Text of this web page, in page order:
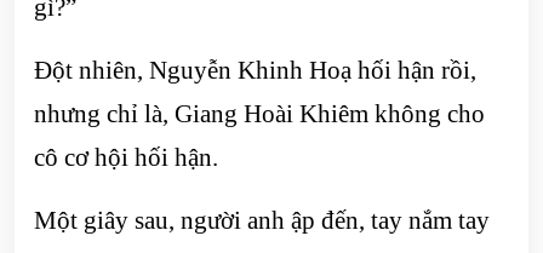
gì?”
Đột nhiên, Nguyễn Khinh Hoạ hối hận rồi,
nhưng chỉ là, Giang Hoài Khiêm không cho
cô cơ hội hối hận.
Một giây sau, người anh ập đến, tay nắm tay